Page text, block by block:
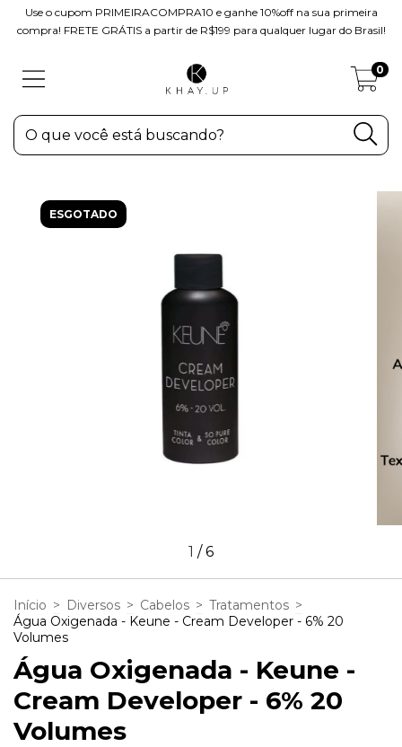
Use o cupom PRIMEIRACOMPRA10 e ganhe 10%off na sua primeira
compra! FRETE GRÁTIS a partir de R$199 para qualquer lugar do Brasil!
0
ESGOTADO
1 /6
Início > Diversos > Cabelos > Tratamentos >
Água Oxigenada - Keune - Cream Developer - 6% 20
Volumes
Água Oxigenada - Keune -
Cream Developer - 6% 20
Volumes